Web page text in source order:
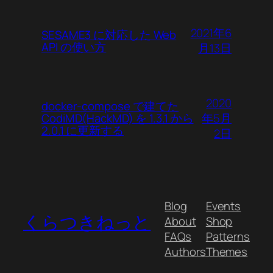
SESAME3 に対応した Web
API の使い方
2021年6
月13日
docker-compose で建てた
CodiMD(HackMD) を 1.3.1 から
2.0.1 に更新する
2020
年5月
2日
くらつきねっと
Blog
About
FAQs
Authors
Events
Shop
Patterns
Themes